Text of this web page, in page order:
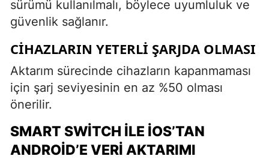
sürümü kullanılmalı, böylece uyumluluk ve
güvenlik sağlanır.
CIHAZLARIN YETERLI ŞARJDA OLMASI
Aktarım sürecinde cihazların kapanmaması
için şarj seviyesinin en az %50 olması
önerilir.
SMART SWITCH ILE IOS’TAN
ANDROID’E VERI AKTARIMI